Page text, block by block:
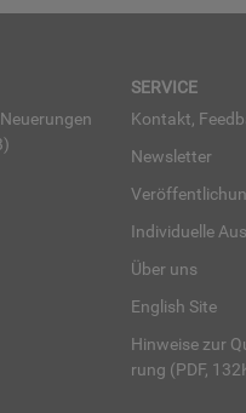
SER­VICE
Kon­takt,
News­let­ter
In­di­vi­du­el­le
Über uns
English Site
Hin­wei­se zur
rung (PDF,